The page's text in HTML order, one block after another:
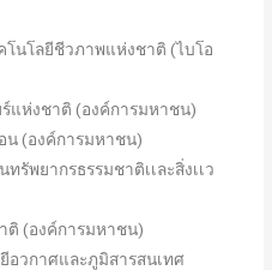
นโลยีชีวภาพแห่งชาติ (ไบโอ
แห่งชาติ (องค์การมหาชน)
น (องค์การมหาชน)
รัพยากรธรรมชาติเเละสิ่งเเว
ติ (องค์การมหาชน)
อวกาศและภูมิสารสนเทศ